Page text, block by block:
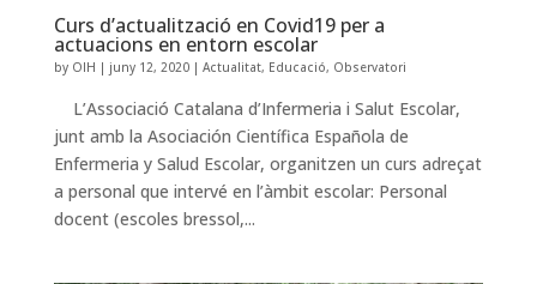
Curs d’actualització en Covid19 per a
actuacions en entorn escolar
by OIH | juny 12, 2020| Actualitat, Educació, Observatori
L’Associació Catalana d’Infermeria i Salut Escolar,
junt amb la Asociación Científica Española de
Enfermeria y Salud Escolar, organitzen un curs adreçat
a personal que intervé en l’àmbit escolar: Personal
docent (escoles bressol,...